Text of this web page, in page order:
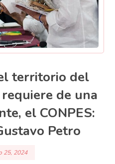
territorio del
de una
el CONPES:
Petro
25, 2024